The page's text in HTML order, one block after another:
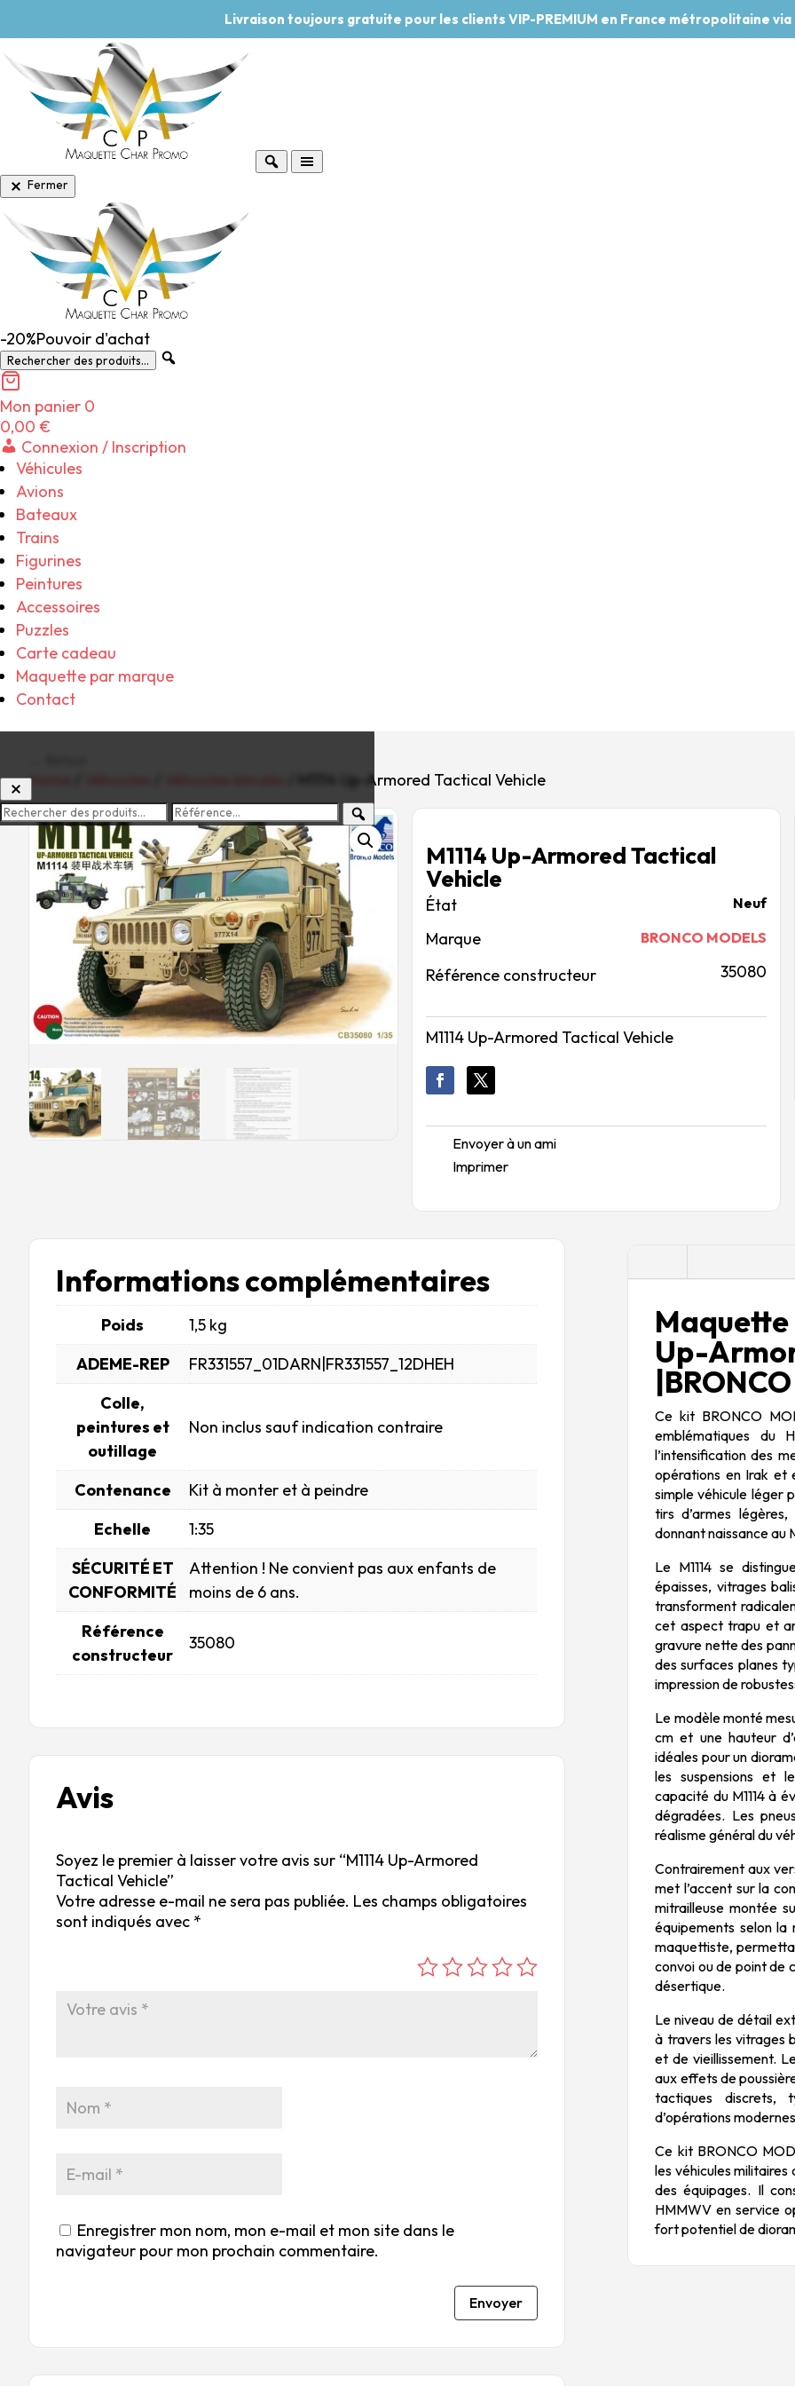
Livraison toujours gratuite pour les clients VIP-PREMIUM en France métropolitaine via
Fermer
-20%Pouvoir d'achat
Rechercher des produits...
Mon panier 0
0,00 €
Connexion / Inscription
Véhicules
Avions
Bateaux
Trains
Figurines
Peintures
Accessoires
Puzzles
Carte cadeau
Maquette par marque
Contact
Home / M1114 Up-Armored Tactical Vehicle
M1114 Up-Armored Tactical
Vehicle
Neuf
Marque BRONCO MODELS
Référence constructeur 35080
M1114 Up-Armored Tactical Vehicle
Envoyer à un ami
Imprimer
Informations complémentaires
Poids
1,5 kg
ADEME-REP
FR331557_01DARN|FR331557_12DHEH
Colle,
peintures et
outillage
Non inclus sauf indication contraire
Contenance
Kit à monter et à peindre
Echelle
1:35
SÉCURITÉ ET
CONFORMITÉ
Attention ! Ne convient pas aux enfants de
moins de 6 ans.
Référence
constructeur
35080
Avis
Soyez le premier à laisser votre avis sur “M1114 Up-Armored
Tactical Vehicle”
Votre adresse e-mail ne sera pas publiée. Les champs obligatoires
sont indiqués avec *
s
Enregistrer mon nom, mon e-mail et mon site dans le
navigateur pour mon prochain commentaire.
Envoyer
Up-
Ce kit BRONCO
emblématiques du
l’intensification des
opérations en Irak et
simple véhicule léger
tirs d’armes
donnant naissance au
Le M1114 se
épaisses, vitrages
transforment
cet aspect trapu et
gravure nette des
des surfaces planes
impression de
Le modèle monté
cm et une hauteur
idéales pour un
les suspensions et
capacité du M1114 à
dégradées. Les
réalisme général du
Contrairement aux
met l’accent sur la
mitrailleuse montée
équipements selon
maquettiste,
convoi ou de point de
désertique.
Le niveau de détail
à travers les vitrages
et de vieillissement.
aux effets de
tactiques discrets,
d’opérations
Ce kit BRONCO
les véhicules
des équipages. Il
HMMWV en service
fort potentiel de